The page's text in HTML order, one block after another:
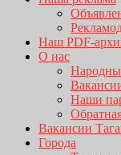
Наш PDF-
О нас
Наши
Вакансии
Города